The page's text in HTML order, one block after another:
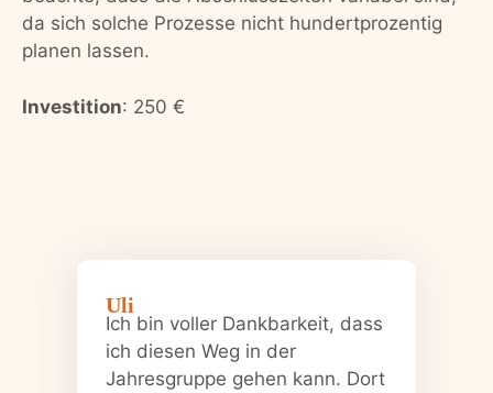
da sich solche Prozesse nicht hundertprozentig
planen lassen.
Investition: 250 €
Uli
Ich bin voller Dankbarkeit, dass
ich diesen Weg in der
Jahresgruppe gehen kann. Dort